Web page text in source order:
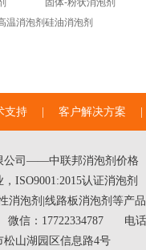
固体-粉状消泡剂
温消泡剂 硅油消泡剂
支持 客户解决方案
公司——中联邦消泡剂价格
ISO9001:2015认证消泡剂
消泡剂 |线路板消泡剂等产品
微信：17722334787
电
山湖园区信息路4号